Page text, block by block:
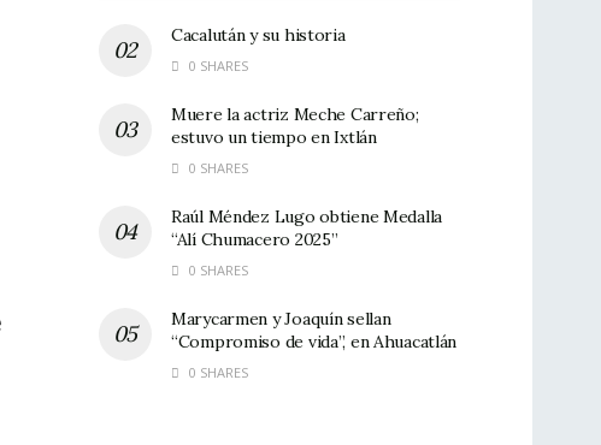
Cacalután y su historia
0 SHARES
Muere la actriz Meche Carreño;
estuvo un tiempo en Ixtlán
0 SHARES
Raúl Méndez Lugo obtiene Medalla
“Alí Chumacero 2025”
0 SHARES
Marycarmen y Joaquín sellan
“Compromiso de vida”, en Ahuacatlán
0 SHARES